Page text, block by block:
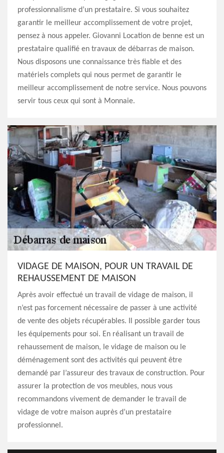
professionnalisme d’un prestataire. Si vous souhaitez
garantir le meilleur accomplissement de votre projet,
pensez à nous appeler. Giovanni Location de benne est un
prestataire qualifié en travaux de débarras de maison.
Nous disposons une connaissance très fiable et des
matériels complets qui nous permet de garantir le
meilleur accomplissement de notre service. Nous pouvons
servir tous ceux qui sont à Monnaie.
VIDAGE DE MAISON, POUR UN TRAVAIL DE
REHAUSSEMENT DE MAISON
Après avoir effectué un travail de vidage de maison, il
n’est pas forcement nécessaire de passer à une activité
de vente des objets récupérables. Il possible garder tous
les équipements pour soi. En réalisant un travail de
rehaussement de maison, le vidage de maison ou le
déménagement sont des activités qui peuvent être
demandé par l’assureur des travaux de construction. Pour
assurer la protection de vos meubles, nous vous
recommandons vivement de demander le travail de
vidage de votre maison auprès d’un prestataire
professionnel.